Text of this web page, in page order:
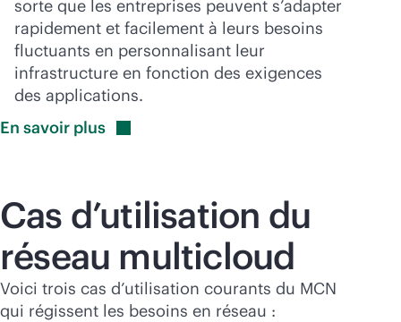
sorte que les entreprises peuvent s’adapter
rapidement et facilement à leurs besoins
fluctuants en personnalisant leur
infrastructure en fonction des exigences
des applications.
En savoir plus
Cas d’utilisation du
réseau multicloud
Voici trois cas d’utilisation courants du MCN
qui régissent les besoins en réseau :